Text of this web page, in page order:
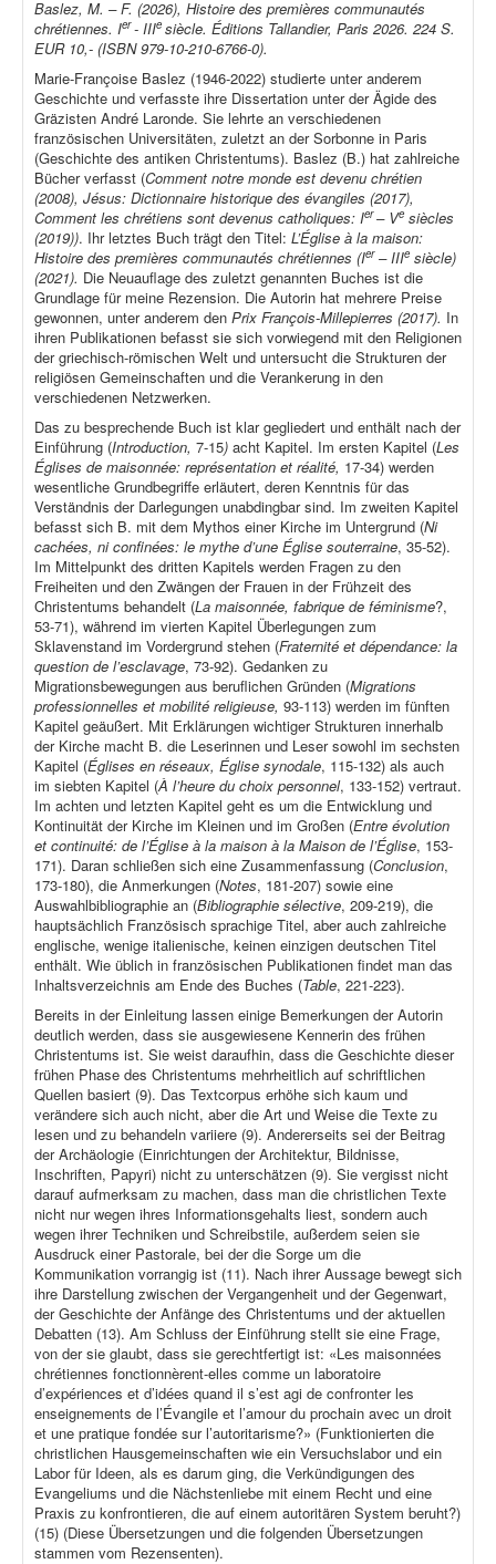
Baslez, M. – F. (2026), Histoire des premières communautés
chrétiennes. Ier- IIIe siècle. Éditions Tallandier, Paris 2026. 224 S.
EUR 10,- (ISBN 979-10-210-6766-0).
Marie-Françoise Baslez (1946-2022) studierte unter anderem
Geschichte und verfasste ihre Dissertation unter der Ägide des
Gräzisten André Laronde. Sie lehrte an verschiedenen
französischen Universitäten, zuletzt an der Sorbonne in Paris
(Geschichte des antiken Christentums). Baslez (B.) hat zahlreiche
Bücher verfasst (Comment notre monde est devenu chrétien
(2008), Jésus: Dictionnaire historique des évangiles (2017),
Comment les chrétiens sont devenus catholiques: Ier– Ve siècles
(2019)). Ihr letztes Buch trägt den Titel: L’Église à la maison:
Histoire des premières communautés chrétiennes (Ier– IIIe siècle)
(2021). Die Neuauflage des zuletzt genannten Buches ist die
Grundlage für meine Rezension. Die Autorin hat mehrere Preise
gewonnen, unter anderem den Prix François-Millepierres (2017). In
ihren Publikationen befasst sie sich vorwiegend mit den Religionen
der griechisch-römischen Welt und untersucht die Strukturen der
religiösen Gemeinschaften und die Verankerung in den
verschiedenen Netzwerken.
Das zu besprechende Buch ist klar gegliedert und enthält nach der
Einführung (Introduction, 7-15) acht Kapitel. Im ersten Kapitel (Les
Églises de maisonnée: représentation et réalité, 17-34) werden
wesentliche Grundbegriffe erläutert, deren Kenntnis für das
Verständnis der Darlegungen unabdingbar sind. Im zweiten Kapitel
befasst sich B. mit dem Mythos einer Kirche im Untergrund (Ni
cachées, ni confinées: le mythe d’une Église souterraine, 35-52).
Im Mittelpunkt des dritten Kapitels werden Fragen zu den
Freiheiten und den Zwängen der Frauen in der Frühzeit des
Christentums behandelt (La maisonnée, fabrique de féminisme?,
53-71), während im vierten Kapitel Überlegungen zum
Sklavenstand im Vordergrund stehen (Fraternité et dépendance: la
question de l’esclavage, 73-92). Gedanken zu
Migrationsbewegungen aus beruflichen Gründen (Migrations
professionnelles et mobilité religieuse, 93-113) werden im fünften
Kapitel geäußert. Mit Erklärungen wichtiger Strukturen innerhalb
der Kirche macht B. die Leserinnen und Leser sowohl im sechsten
Kapitel (Églises en réseaux, Église synodale, 115-132) als auch
im siebten Kapitel (À l’heure du choix personnel, 133-152) vertraut.
Im achten und letzten Kapitel geht es um die Entwicklung und
Kontinuität der Kirche im Kleinen und im Großen (Entre évolution
et continuité: de l’Église à la maison à la Maison de l’Église, 153-
171). Daran schließen sich eine Zusammenfassung (Conclusion,
173-180), die Anmerkungen (Notes, 181-207) sowie eine
Auswahlbibliographie an (Bibliographie sélective, 209-219), die
hauptsächlich Französisch sprachige Titel, aber auch zahlreiche
englische, wenige italienische, keinen einzigen deutschen Titel
enthält. Wie üblich in französischen Publikationen findet man das
Inhaltsverzeichnis am Ende des Buches (Table, 221-223).
Bereits in der Einleitung lassen einige Bemerkungen der Autorin
deutlich werden, dass sie ausgewiesene Kennerin des frühen
Christentums ist. Sie weist daraufhin, dass die Geschichte dieser
frühen Phase des Christentums mehrheitlich auf schriftlichen
Quellen basiert (9). Das Textcorpus erhöhe sich kaum und
verändere sich auch nicht, aber die Art und Weise die Texte zu
lesen und zu behandeln variiere (9). Andererseits sei der Beitrag
der Archäologie (Einrichtungen der Architektur, Bildnisse,
Inschriften, Papyri) nicht zu unterschätzen (9). Sie vergisst nicht
darauf aufmerksam zu machen, dass man die christlichen Texte
nicht nur wegen ihres Informationsgehalts liest, sondern auch
wegen ihrer Techniken und Schreibstile, außerdem seien sie
Ausdruck einer Pastorale, bei der die Sorge um die
Kommunikation vorrangig ist (11). Nach ihrer Aussage bewegt sich
ihre Darstellung zwischen der Vergangenheit und der Gegenwart,
der Geschichte der Anfänge des Christentums und der aktuellen
Debatten (13). Am Schluss der Einführung stellt sie eine Frage,
von der sie glaubt, dass sie gerechtfertigt ist: «Les maisonnées
chrétiennes fonctionnèrent-elles comme un laboratoire
d’expériences et d’idées quand il s’est agi de confronter les
enseignements de l’Évangile et l’amour du prochain avec un droit
et une pratique fondée sur l’autoritarisme?» (Funktionierten die
christlichen Hausgemeinschaften wie ein Versuchslabor und ein
Labor für Ideen, als es darum ging, die Verkündigungen des
Evangeliums und die Nächstenliebe mit einem Recht und eine
Praxis zu konfrontieren, die auf einem autoritären System beruht?)
(15) (Diese Übersetzungen und die folgenden Übersetzungen
stammen vom Rezensenten).